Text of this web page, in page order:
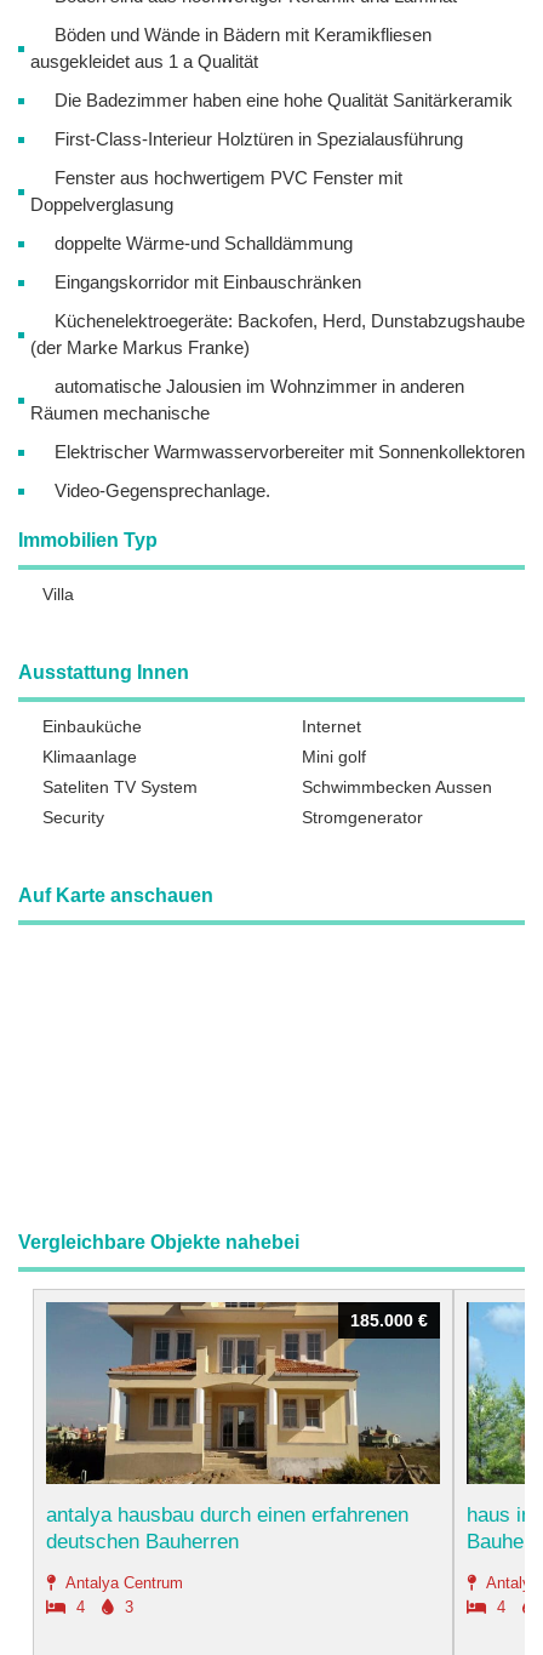
Böden und Wände in Bädern mit Keramikfliesen
ausgekleidet aus 1 a Qualität
Die Badezimmer haben eine hohe Qualität Sanitärkeramik
First-Class-Interieur Holztüren in Spezialausführung
Fenster aus hochwertigem PVC Fenster mit
Doppelverglasung
doppelte Wärme-und Schalldämmung
Eingangskorridor mit Einbauschränken
Küchenelektroegeräte: Backofen, Herd, Dunstabzugshaube
(der Marke Markus Franke)
automatische Jalousien im Wohnzimmer in anderen
Räumen mechanische
Elektrischer Warmwasservorbereiter mit Sonnenkollektoren
Video-Gegensprechanlage.
Immobilien Typ
Villa
Ausstattung Innen
Einbauküche
Internet
Klimaanlage
Mini golf
Sateliten TV System
Schwimmbecken Aussen
Security
Stromgenerator
Auf Karte anschauen
Vergleichbare Objekte nahebei
antalya hausbau durch einen erfahrenen
deutschen Bauherren
Antalya Centrum
4
3
185.000 €
185.000 €
haus in
Antalya
4